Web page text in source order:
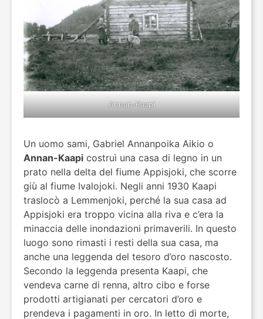
Annan-Kaapi
Un uomo sami, Gabriel Annanpoika Aikio o
Annan-Kaapi costruì una casa di legno in ​​un
prato nella delta del fiume Appisjoki, che scorre
giù al fiume Ivalojoki. Negli anni 1930 Kaapi
traslocò a Lemmenjoki, perché la sua casa ad
Appisjoki era troppo vicina alla riva e c’era la
minaccia delle inondazioni primaverili. In questo
luogo sono rimasti i resti della sua casa, ma
anche una leggenda del tesoro d’oro nascosto.
Secondo la leggenda presenta Kaapi, che
vendeva carne di renna, altro cibo e forse
prodotti artigianati per cercatori d’oro e
prendeva i pagamenti in oro. In letto di morte,